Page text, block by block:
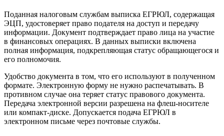
Поданная налоговым службам выписка EГPЮЛ, содержащая
ЭЦП, удостоверяет право подателя на доступ и передачу
информации. Документ подтверждает право лица на участие
в финансовых операциях. В данных выписки включена
полная информация, подкрепляющая статус обращающегося и
его полномочия.
Удобство документа в том, что его используют в полученном
формате. Электронную форму не нужно распечатывать. В
противном случае она теряет статус правового документа.
Передача электронной версии разрешена на флеш-носителе
или компакт-диске. Допускается подача EГPЮЛ в
электронном письме через почтовые службы.